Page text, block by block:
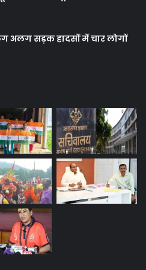
अलग सड़क हादसों में चार लोगों